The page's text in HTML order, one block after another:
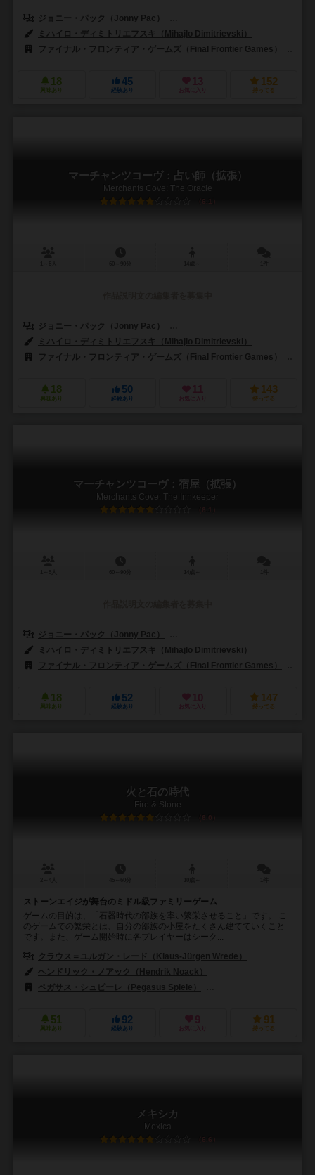
ジョニー・パック（Jonny Pac）
ミハイロ・ディミトリエフスキ（Mihajlo Dimitrievski）
ファイナル・フロンティア・ゲームズ（Final Frontier Games）
18
興味あり
45
経験あり
13
お気に入り
152
持ってる
マーチャンツコーヴ：占い師（拡張）
Merchants Cove: The Oracle
6.1
ジョニー・パック（Jonny Pac）
ミハイロ・ディミトリエフスキ（Mihajlo Dimitrievski）
ファイナル・フロンティア・ゲームズ（Final Frontier Games）
18
興味あり
50
経験あり
11
お気に入り
143
持ってる
マーチャンツコーヴ：宿屋（拡張）
Merchants Cove: The Innkeeper
6.1
ジョニー・パック（Jonny Pac）
ミハイロ・ディミトリエフスキ（Mihajlo Dimitrievski）
ファイナル・フロンティア・ゲームズ（Final Frontier Games）
18
興味あり
52
経験あり
10
お気に入り
147
持ってる
火と石の時代
Fire & Stone
6.0
ストーンエイジが舞台のミドル級ファミリーゲーム
ゲームの目的は、「石器時代の部族を率い繁栄させること」です。 こ
のゲームでの繁栄とは、自分の部族の小屋をたくさん建てていくこと
です。また、ゲーム開始時に各プレイヤーはシーク...
クラウス＝ユルガン・レード（Klaus-Jürgen Wrede）
ヘンドリック・ノアック（Hendrik Noack）
ペガサス・シュピーレ（Pegasus Spiele）
51
興味あり
92
経験あり
9
お気に入り
91
持ってる
メキシカ
Mexica
6.6